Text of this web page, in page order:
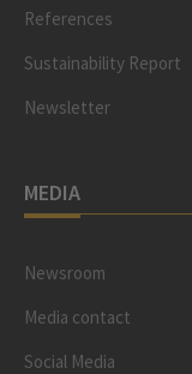
References
Sustainability Report
Newsletter
MEDIA
Newsroom
Media contact
Social Media